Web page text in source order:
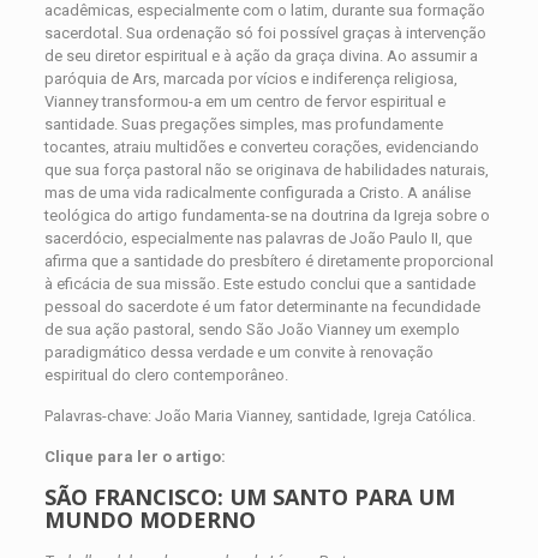
acadêmicas, especialmente com o latim, durante sua formação
sacerdotal. Sua ordenação só foi possível graças à intervenção
de seu diretor espiritual e à ação da graça divina. Ao assumir a
paróquia de Ars, marcada por vícios e indiferença religiosa,
Vianney transformou-a em um centro de fervor espiritual e
santidade. Suas pregações simples, mas profundamente
tocantes, atraiu multidões e converteu corações, evidenciando
que sua força pastoral não se originava de habilidades naturais,
mas de uma vida radicalmente configurada a Cristo. A análise
teológica do artigo fundamenta-se na doutrina da Igreja sobre o
sacerdócio, especialmente nas palavras de João Paulo II, que
afirma que a santidade do presbítero é diretamente proporcional
à eficácia de sua missão. Este estudo conclui que a santidade
pessoal do sacerdote é um fator determinante na fecundidade
de sua ação pastoral, sendo São João Vianney um exemplo
paradigmático dessa verdade e um convite à renovação
espiritual do clero contemporâneo.
Palavras-chave: João Maria Vianney, santidade, Igreja Católica.
Clique para ler o artigo:
SÃO FRANCISCO: UM SANTO PARA UM
MUNDO MODERNO